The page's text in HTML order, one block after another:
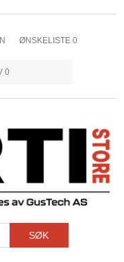
ØNSKELISTE 0
0
SØK